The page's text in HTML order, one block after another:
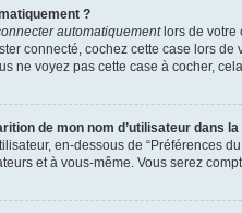
?
automatiquementlors de votre
connecté, cochez cette case lors
ne voyez pas cette case à cocher,
de mon nom d’utilisateur dans
en-dessous de “Préférences
et à vous-même. Vous serez